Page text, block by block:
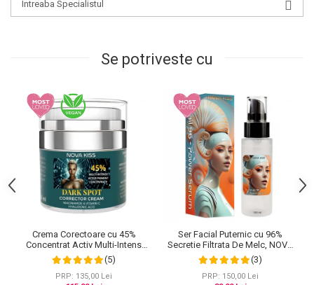
Intreaba Specialistul
Se potriveste cu
Crema Corectoare cu 45%
Concentrat Activ Multi-Intens
pentru Pete Pigmentare cu
Niacinamide, Vitamina C si Acid
Hialuronic, NOVA KISS® Dark
(5)
PRP: 135,00 Lei
Ser Facial Puternic cu 96%
Secretie Filtrata De Melc, NOVA
KISS® Snail 96 Power Serum,
100 ml
(3)
PRP: 150,00 Lei